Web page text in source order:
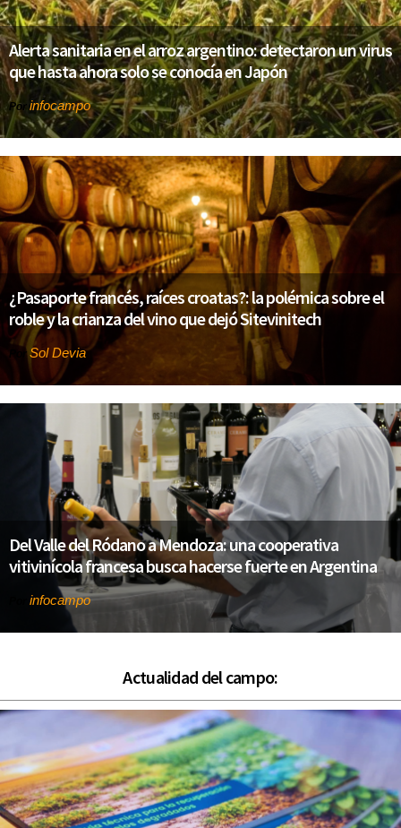
Alerta sanitaria en el arroz argentino: detectaron un virus
que hasta ahora solo se conocía en Japón
Por infocampo
¿Pasaporte francés, raíces croatas?: la polémica sobre el
roble y la crianza del vino que dejó Sitevinitech
PorSol Devia
Del Valle del Ródano a Mendoza: una cooperativa
vitivinícola francesa busca hacerse fuerte en Argentina
infocampo
Actualidad del campo: